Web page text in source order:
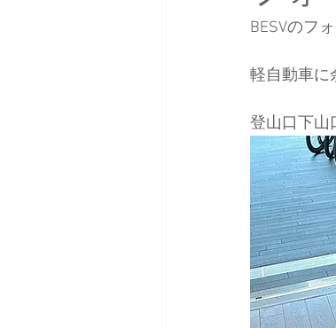
石井スポーツ 休
日本バックカントリ
BESVのフ
軽自動車に
登山口下山